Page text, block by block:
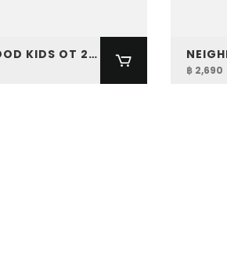
NEIGHBORHOOD KIDS OT 251 SPOT TEE SS-7
฿ 2,690